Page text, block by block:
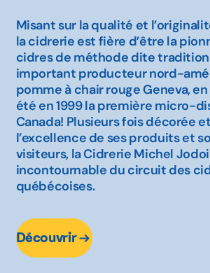
Misant sur la qualité et
la cidrerie est fière d’être la
cidres de méthode dite
important producteur nord-
pomme à chair rouge Geneva, en
été en 1999 la première micro-
Canada! Plusieurs fois décorée
l’excellence de ses produits et
visiteurs, la Cidrerie Michel
incontournable du circuit des
québécoises.
Découvrir